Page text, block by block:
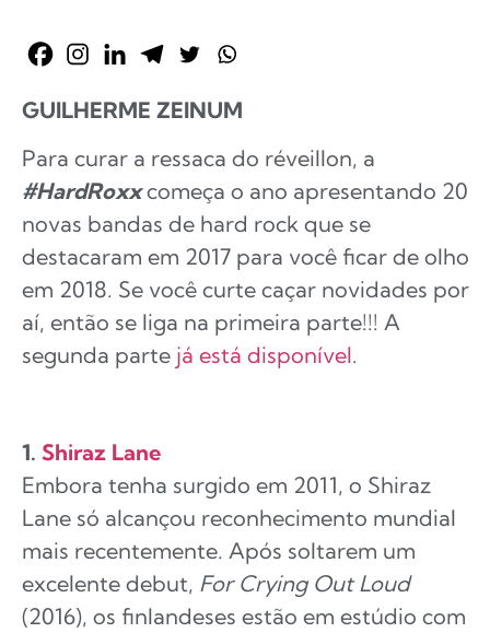
GUILHERME ZEINUM
Para curar a ressaca do réveillon, a
#HardRoxxcomeça o ano apresentando 20
novas bandas de hard rock que se
destacaram em 2017 para você ficar de olho
em 2018. Se você curte caçar novidades por
aí, então se liga na primeira parte!!! A
segunda parte já está disponível.
1. Shiraz Lane
Embora tenha surgido em 2011, o Shiraz
Lane só alcançou reconhecimento mundial
mais recentemente. Após soltarem um
excelente debut, For Crying Out Loud
(2016), os finlandeses estão em estúdio com